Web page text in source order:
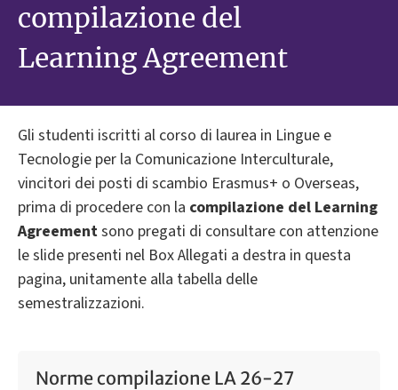
compilazione del
Learning Agreement
Gli studenti iscritti al corso di laurea in Lingue e
Tecnologie per la Comunicazione Interculturale,
vincitori dei posti di scambio Erasmus+ o Overseas,
prima di procedere con la compilazione del Learning
Agreementsono pregati di consultare con attenzione
le slide presenti nel Box Allegati a destra in questa
pagina, unitamente alla tabella delle
semestralizzazioni.
Norme compilazione LA 26-27